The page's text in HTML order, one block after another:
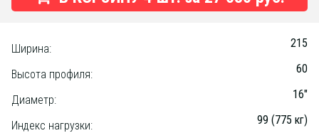
Ширина: 215
Высота профиля: 60
Диаметр: 16"
Индекс нагрузки: 99 (775 кг)